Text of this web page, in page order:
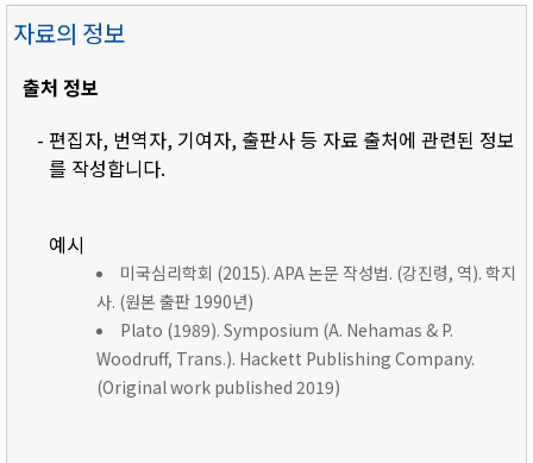
자료의 정보
출처 정보
- 편집자, 번역자, 기여자, 출판사 등 자료 출처에 관련된 정보
를 작성합니다.
예시
미국심리학회 (2015). APA 논문 작성법. (강진령, 역). 학지
사. (원본 출판 1990년)
Plato (1989). Symposium (A. Nehamas & P.
Woodruff, Trans.). Hackett Publishing Company.
(Original work published 2019)